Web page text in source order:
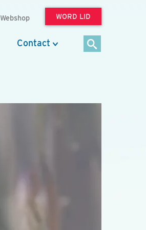
Webshop WORD LID
Contact